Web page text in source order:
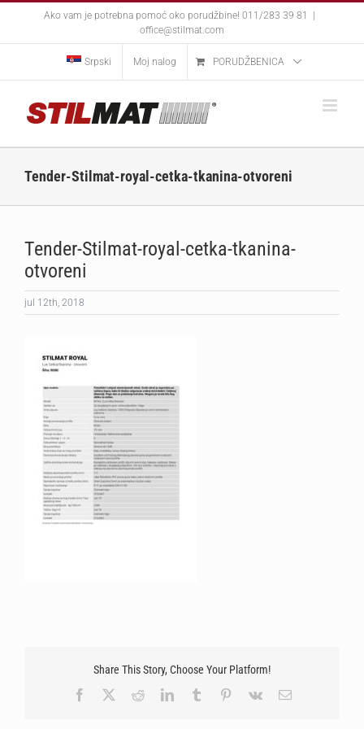
Ako vam je potrebna pomoć oko porudžbine! 011/283 39 81
office@stilmat.com
Srpski Moj nalog PORUDŽBENICA
Tender-Stilmat-royal-cetka-tkanina-otvoreni
Tender-Stilmat-royal-cetka-tkanina-
otvoreni
jul 12th, 2018
Share This Story, Choose Your Platform!
Facebook
RedditLinkedInTumblr Pinterest
Vk Email